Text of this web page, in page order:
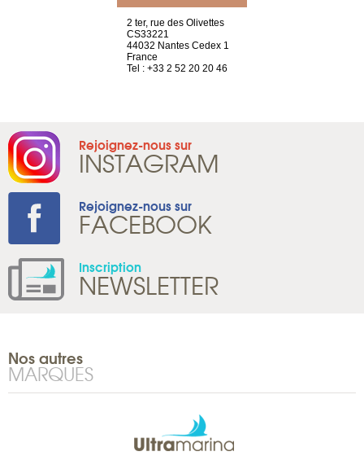
2 ter, rue des Olivettes
CS33221
44032 Nantes Cedex 1
France
Tel : +33 2 52 20 20 46
Rejoignez-nous sur
INSTAGRAM
Rejoignez-nous sur
FACEBOOK
Inscription
NEWSLETTER
Nos autres
MARQUES